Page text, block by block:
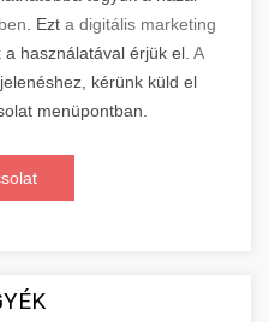
. Ezt a digitális marketing
használatával érjük el. A
kérünk küld el
menüpontban.